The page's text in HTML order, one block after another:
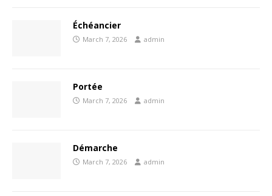
Échéancier
March 7, 2026 admin
Portée
March 7, 2026 admin
Démarche
March 7, 2026 admin